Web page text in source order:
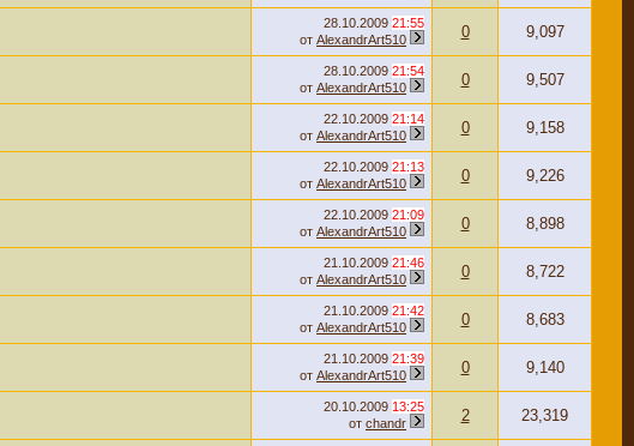
28.10.2009 21:55
от AlexandrArt510 0 9,097
28.10.2009 21:54
от AlexandrArt510 0 9,507
22.10.2009 21:14
от AlexandrArt510 0 9,158
22.10.2009 21:13
от AlexandrArt510 0 9,226
22.10.2009 21:09
от AlexandrArt510 0 8,898
21.10.2009 21:46
от AlexandrArt510 0 8,722
21.10.2009 21:42
от AlexandrArt510 0 8,683
21.10.2009 21:39
от AlexandrArt510 0 9,140
20.10.2009 13:25
от chandr 2 23,319